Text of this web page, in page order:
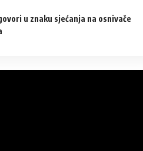
u znaku sjećanja na osnivače